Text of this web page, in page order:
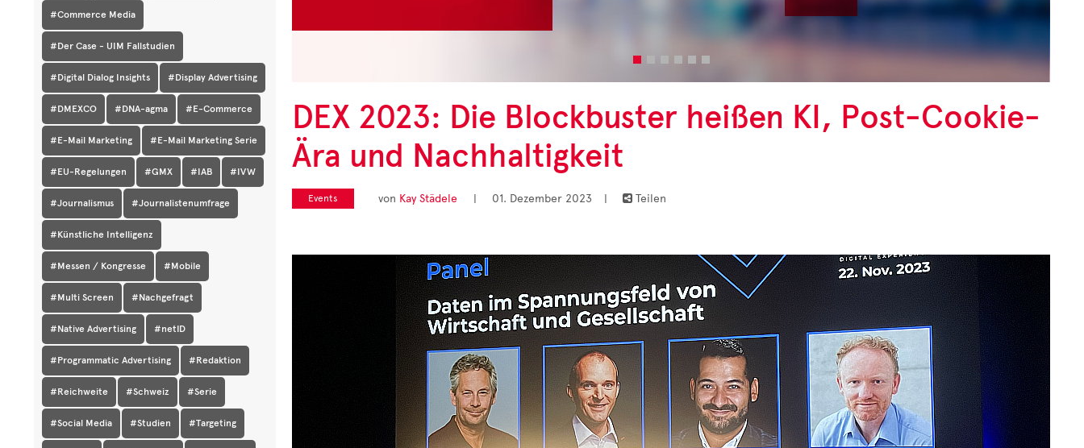
#Commerce Media
#Der Case - UIM Fallstudien
#Digital Dialog Insights #Display Advertising
#DMEXCO #DNA-agma #E-Commerce
#E-Mail Marketing #E-Mail Marketing Serie
#EU-Regelungen #GMX #IAB #IVW
#Journalismus #Journalistenumfrage
#Künstliche Intelligenz
#Messen / Kongresse #Mobile
#Multi Screen #Nachgefragt
#Native Advertising #netID
#Programmatic Advertising #Redaktion
#Reichweite #Schweiz #Serie
#Social Media #Studien #Targeting
DEX 2023: Die Blockbuster heißen KI, Post-Cookie-
Ära und Nachhaltigkeit
Events von Kay Städele | 01. Dezember 2023 |  Teilen